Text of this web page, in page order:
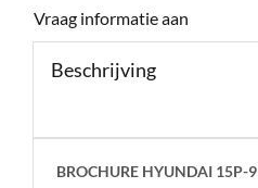
Vraag informatie aan
Beschrijving
BROCHURE HYUNDAI 15P-9